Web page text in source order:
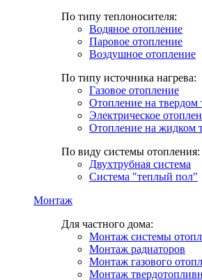
По типу теплоносителя:
Водяное отопление
Паровое отопление
Воздушное отопление
По типу источника нагрева:
Газовое отопление
Отопление на твердом
Электрическое
Отопление на жидком
По виду системы отопления:
Двухтрубная система
Система "теплый пол"
Монтаж
Для частного дома:
Монтаж системы
Монтаж радиаторов
Монтаж газового
Монтаж